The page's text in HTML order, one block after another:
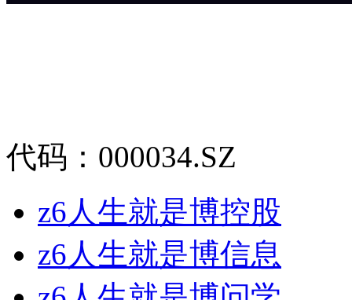
代码：000034.SZ
z6人生就是博控股
z6人生就是博信息